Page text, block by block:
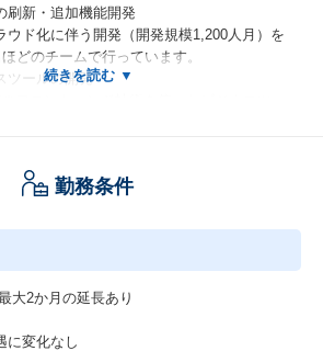
刷新・追加機能開発
ウド化に伴う開発（開発規模1,200人月）を
どのチームで行っています。
ツールの開発
オペレータ業務支援開発（Watson利用）
務変革プロジェクト開発
トに携わっています。
過度な残業を行わないようプロジェクトを
なった場合はマネージャーや人事から改
。
勤務条件
大2か月の延長あり
に変化なし